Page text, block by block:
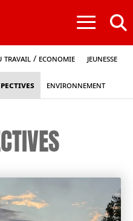
≡
travail / Economie Jeunesse
Environnement